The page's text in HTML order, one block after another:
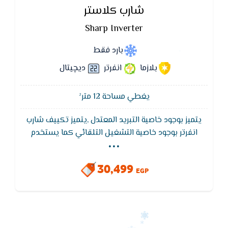
شارب كلاستر
Sharp Inverter
بارد فقط
بلازما
انفرتر ديچيتال
يغطي مساحة 12 متر²
يتميز بوجود خاصية التبريد المعتدل ,يتميز تكييف شارب
انفرتر بوجود خاصية التشغيل التلقائي كما يستخدم
تكييف شارب خاصية MCHX لتوفير الكهرباء حيث يقوم
العربى هو الوحيد الذى لديه القدرة على تغيير درجات
...
30,499 EGP